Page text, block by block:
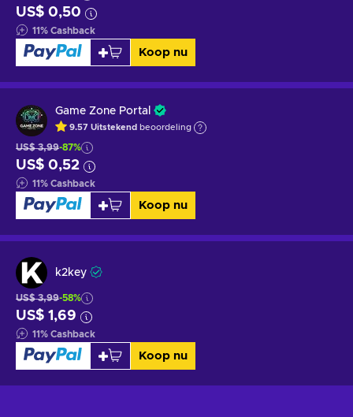
US$ 0,50
11% Cashback
Koop nu
Game Zone Portal
9.57 Uitstekend beoordeling
US$ 3,99-87%
US$ 0,52
11% Cashback
Koop nu
k2key
US$ 3,99-58%
US$ 1,69
11% Cashback
Koop nu